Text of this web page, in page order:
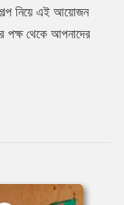
গল্প নিয়ে এই আয়োজন
পক্ষ থেকে আপনাদের